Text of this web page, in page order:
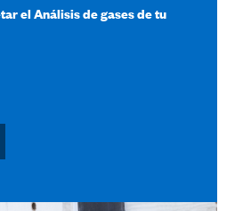
el Análisis de gases de tu